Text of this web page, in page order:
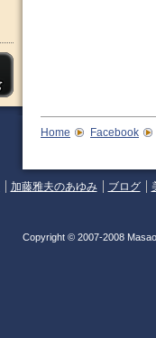
Home Facebook
加藤雅夫のあゆみ ブログ
Copyright © 2007-2008